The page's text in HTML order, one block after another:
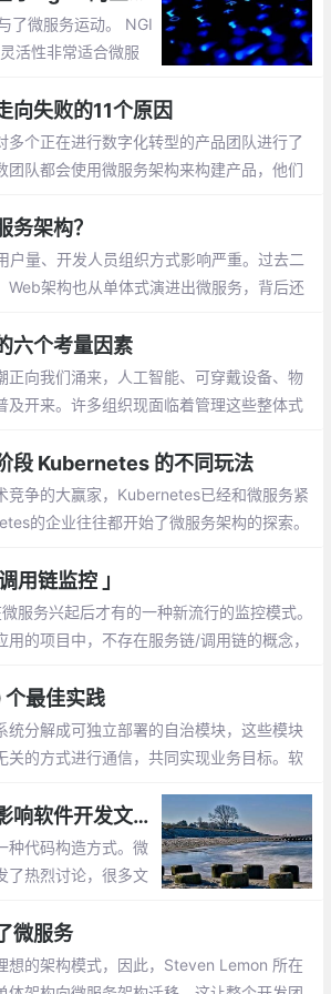
了微服务运动。 NGI
活性非常适合微服
，您今天在Web上找
都包含一个演示
向失败的11个原因
多个正在进行数字化转型的产品团队进行了
团队都会使用微服务架构来构建产品，他们
务架构？
户量、开发人员组织方式影响严重。过去二
Web架构也从单体式演进出微服务，背后还
楚为什么要这么做
六个考量因素
正向我们涌来，人工智能、可穿戴设备、物
及开来。许多组织现面临着管理这些整体式
段 Kubernetes 的不同玩法
竞争的大赢家，Kubernetes已经和微服务紧
的企业往往都开始了微服务架构的探索。
用链监控 」
服务兴起后才有的一种新流行的监控模式。
用的项目中，不存在服务链/调用链的概念，
最佳实践
统分解成可独立部署的自治模块，这些模块
关的方式进行通信，共同实现业务目标。软
微服务架构如何影响软件开发文化？
种代码构造方式。微
了热烈讨论，很多文
，在说起微服务
往是这场革命的技术
微服务
想的架构模式，因此，Steven Lemon 所在